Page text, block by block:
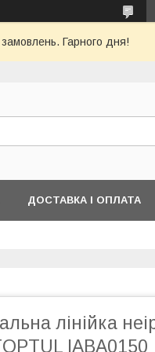
Гарного дня!
ДОСТАВКА І ОПЛАТА
лінійка
IABA0150